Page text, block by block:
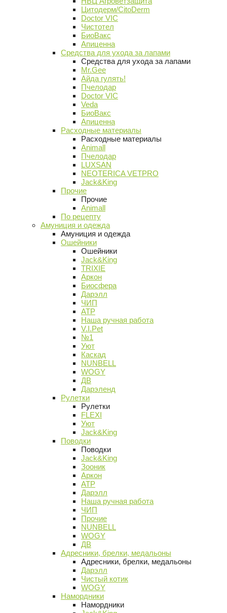
Цитодерм/CitoDerm
Doctor VIC
Чистотел
БиоВакс
Апиценна
Средства для ухода за лапами
Средства для ухода за лапами
Mr.Gee
Айда гулять!
Пчелодар
Doctor VIC
Veda
БиоВакс
Апиценна
Расходные материалы
Расходные материалы
Animall
Пчелодар
LUXSAN
NEOTERICA VETPRO
Jack&King
Прочие
Прочие
Animall
По рецепту
Амуниция и одежда
Амуниция и одежда
Ошейники
Ошейники
Jack&King
TRIXIE
Аркон
Биосфера
Дарэлл
ЧИП
АТР
Наша ручная работа
V.I.Pet
№1
Уют
Каскад
NUNBELL
WOGY
ДВ
Дарэленд
Рулетки
Рулетки
FLEXI
Уют
Jack&King
Поводки
Поводки
Jack&King
Зооник
Аркон
АТР
Дарэлл
Наша ручная работа
ЧИП
Прочие
NUNBELL
WOGY
ДВ
Адресники, брелки, медальоны
Адресники, брелки, медальоны
Дарэлл
Чистый котик
WOGY
Намордники
Намордники